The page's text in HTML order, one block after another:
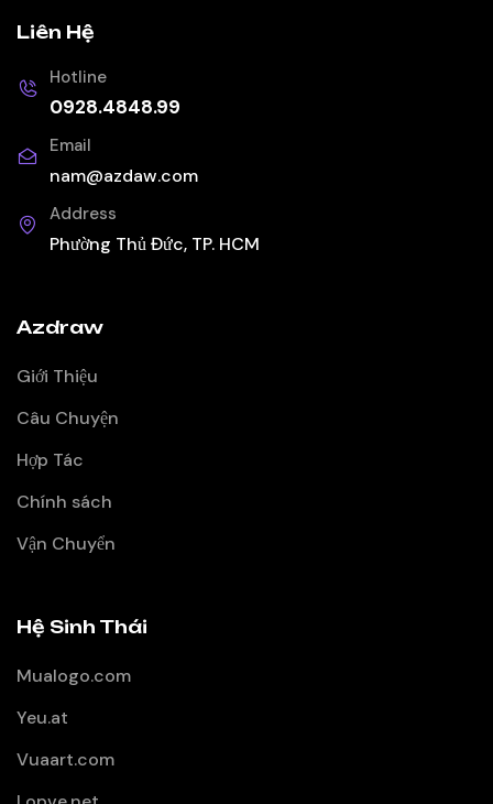
Liên Hệ
Hotline
0928.4848.99
Email
nam@azdaw.com
Address
Phường Thủ Đức, TP. HCM
Azdraw
Giới Thiệu
Câu Chuyện
Hợp Tác
Chính sách
Vận Chuyển
Hệ Sinh Thái
Mualogo.com
Yeu.at
Vuaart.com